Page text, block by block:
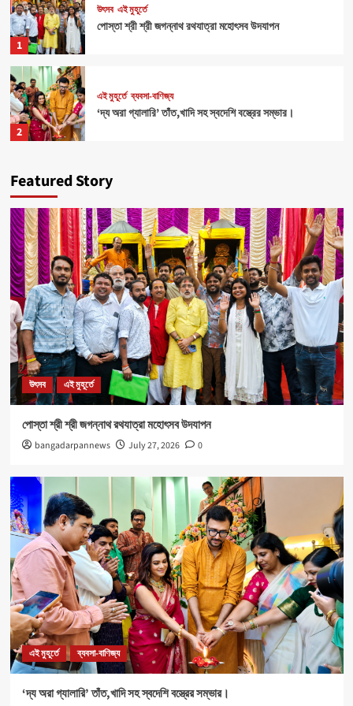
1
উৎসব এই মুহূর্তে
পোস্তা শ্রী শ্রী জগন্নাথ রথযাত্রা মহোৎসব উদযাপন
2
এই মুহূর্তে ব্যবসা-বাণিজ্য
‘দ্য অরা গ্যালারি’ তাঁত,খাদি সহ স্বদেশি বস্ত্রের সম্ভার।
3
Health
4
Sports এই মুহূর্তে
মহিলাদের আত্মনির্ভরতা রক্ষার জন্য বিশেষ ক্যাম্পের ব্যবস্থা।
উৎসব এই মুহূর্তে
নবযুবক সংঘ এবং শীতলা স্পোর্টিং ক্লাবের যৌথ উদ্যোগে রক্তদান
শিবির আয়োজিত।
1
উৎসব এই মুহূর্তে
2
এই মুহূর্তে ব্যবসা-বাণিজ্য
‘দ্য অরা গ্যালারি’ তাঁত,খাদি সহ স্বদেশি বস্ত্রের সম্ভার।
3
Health এই মুহূর্তে
৪০০ পড়ুয়ার হাতে ‘রিলোড ভাইটাল ইলেক্ট্রোলাইটস’ (অরেঞ্জ জুস)
Sports এই মুহূর্তে
Featured Story
উৎসব এই মুহূর্তে
পোস্তা শ্রী শ্রী জগন্নাথ রথযাত্রা মহোৎসব উদযাপন
bangadarpannews July 27, 2026 0
এই মুহূর্তে ব্যবসা-বাণিজ্য
‘দ্য অরা গ্যালারি’ তাঁত,খাদি সহ স্বদেশি বস্ত্রের সম্ভার।